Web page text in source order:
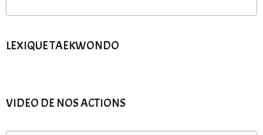
LEXIQUE TAEKWONDO
VIDEO DE NOS ACTIONS